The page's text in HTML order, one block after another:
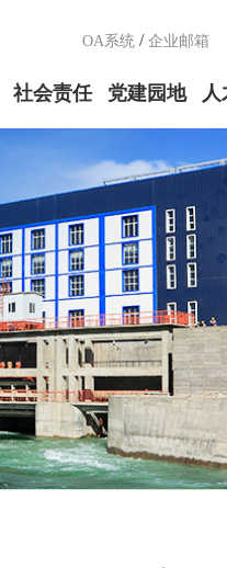
OA系统 / 企业邮箱
社会责任 党建园地